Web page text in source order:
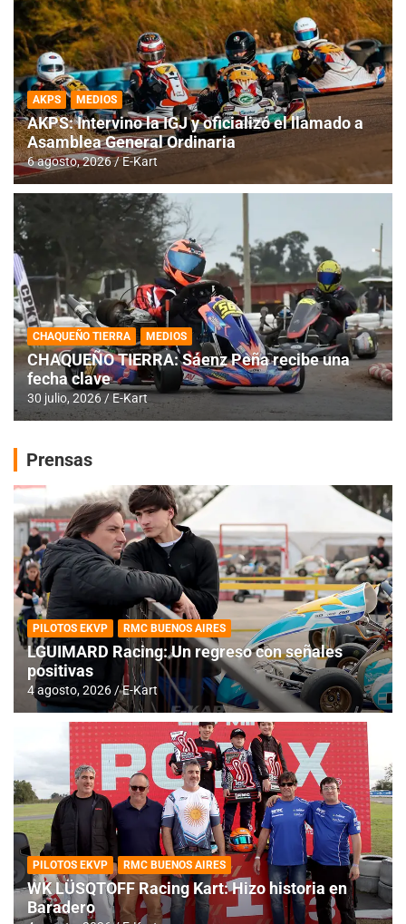
AKPS MEDIOS
AKPS: Intervino la IGJ y oficializó el llamado a
Asamblea General Ordinaria
6 agosto, 2026 E-Kart
CHAQUEÑO TIERRA MEDIOS
CHAQUEÑO TIERRA: Sáenz Peña recibe una
fecha clave
30 julio, 2026 E-Kart
Prensas
PILOTOS EKVP RMC BUENOS AIRES
LGUIMARD Racing: Un regreso con señales
positivas
4 agosto, 2026 E-Kart
PILOTOS EKVP RMC BUENOS AIRES
WK LÜSQTOFF Racing Kart: Hizo historia en
Baradero